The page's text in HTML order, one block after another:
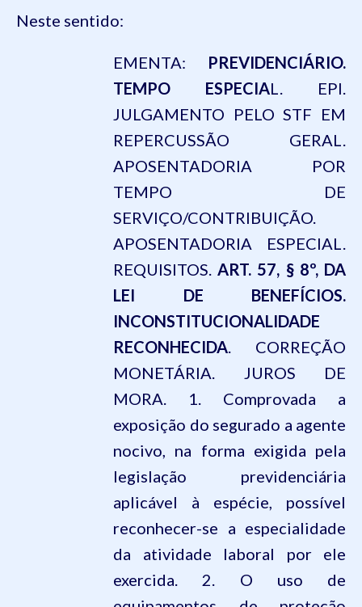
Neste sentido:
EMENTA: PREVIDENCIÁRIO.
TEMPO ESPECIAL. EPI.
JULGAMENTO PELO STF EM
REPERCUSSÃO GERAL.
APOSENTADORIA POR
TEMPO DE
SERVIÇO/CONTRIBUIÇÃO.
APOSENTADORIA ESPECIAL.
REQUISITOS.ART. 57, § 8º, DA
LEI DE BENEFÍCIOS.
INCONSTITUCIONALIDADE
RECONHECIDA. CORREÇÃO
MONETÁRIA. JUROS DE
MORA. 1. Comprovada a
exposição do segurado a agente
nocivo, na forma exigida pela
legislação previdenciária
aplicável à espécie, possível
reconhecer-se a especialidade
da atividade laboral por ele
exercida. 2. O uso de